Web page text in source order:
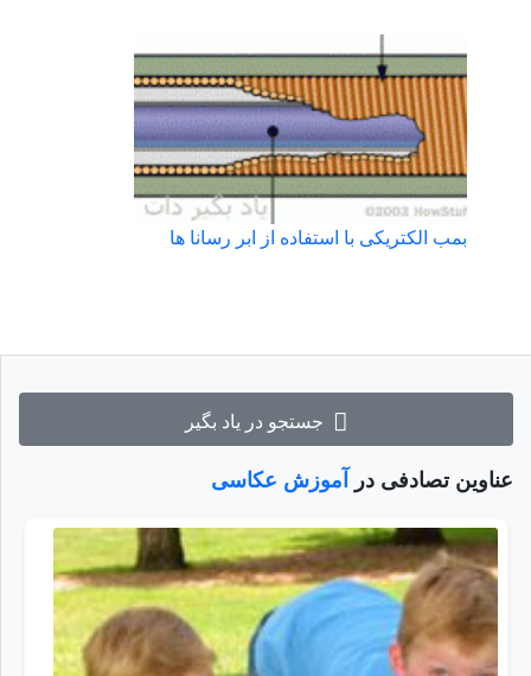
جستجو در یاد بگیر
عناوین تصادفی در آموزش عکاسی
بمب الکتریکی با استفاده از ابر رسانا ها